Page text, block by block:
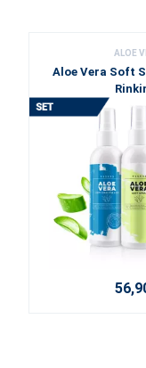
ALOE
Aloe Vera Soft